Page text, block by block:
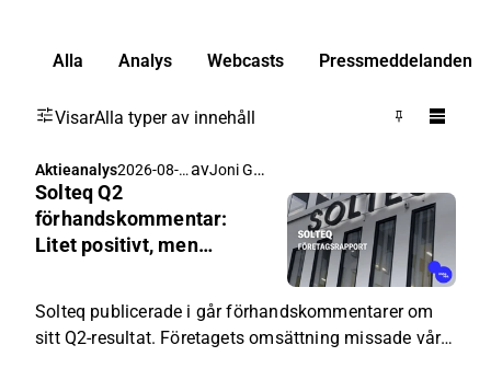
Alla Analys Webcasts Pressmeddelanden
VisarAlla typer av innehåll
Aktieanalys2026-08-
07 05:20
av Joni Grönqvist
Solteq Q2
förhandskommentar:
Litet positivt, men
Solteq publicerade i går förhandskommentarer om
sitt Q2-resultat. Företagets omsättning missade våra